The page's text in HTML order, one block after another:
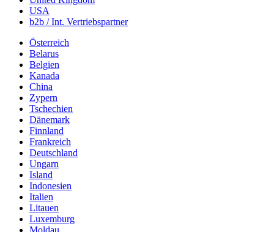
USA
b2b / Int. Vertriebspartner
Österreich
Belarus
Belgien
Kanada
China
Zypern
Tschechien
Dänemark
Finnland
Frankreich
Deutschland
Ungarn
Island
Indonesien
Italien
Litauen
Luxemburg
Moldau